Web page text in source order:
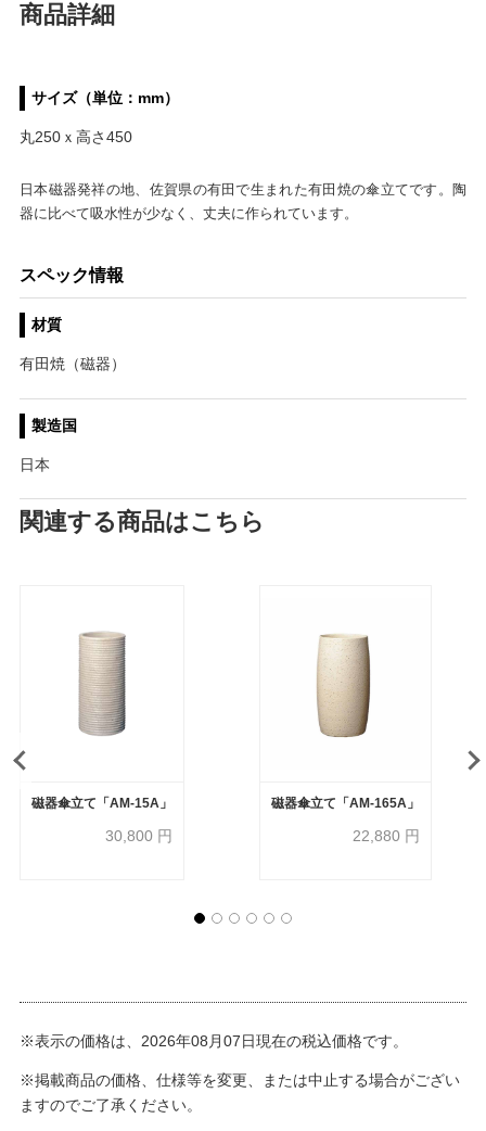
商品詳細
サイズ（単位：mm）
丸250ｘ高さ450
日本磁器発祥の地、佐賀県の有田で生まれた有田焼の傘立てです。陶
器に比べて吸水性が少なく、丈夫に作られています。
スペック情報
材質
有田焼（磁器）
製造国
日本
関連する商品はこちら
磁器傘立て「AM-15A」
30,800 円
磁器傘立て「AM-165A」
22,880 円
※表示の価格は、2026年08月07日現在の税込価格です。
※掲載商品の価格、仕様等を変更、または中止する場合がござい
ますのでご了承ください。